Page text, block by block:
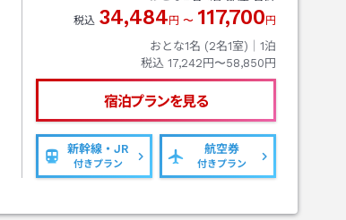
税込 34,484 円 〜 117,700 円
おとな1名 (2名1室)｜ 1泊
税込 17,242円〜58,850円
宿泊プランを見る
新幹線・JR
付きプラン
航空券
付きプラン